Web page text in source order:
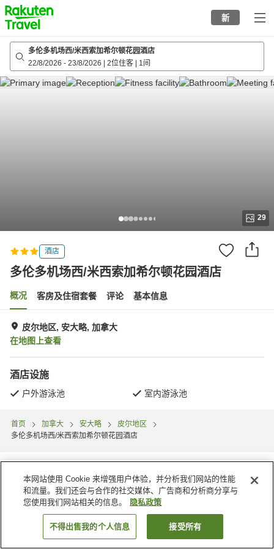
to
top
page
新
多伦多机场西/米西索加希尔顿花园酒店
22/8/2026 - 23/8/2026 2位住客 1间
29
酒店
多伦多机场西/米西索加希尔顿花园酒店
概况 客房及住宿套餐 评论 基本信息
皮尔地区, 安大略, 加拿大
在地图上查看
酒店设施
户外游泳池 室内游泳池
首页 加拿大 安大略
皮尔地区
多伦多机场西/米西索加希尔顿花园酒店
搜索客房
本网站使用 Cookie 来增强用户体验，并分析我们网站的性能
和流量。我们还会与合作的社交媒体、广告商和分析商分享与
您使用我们网站相关的信息。
隐私政策
不得出售我的个人信息 接受所有